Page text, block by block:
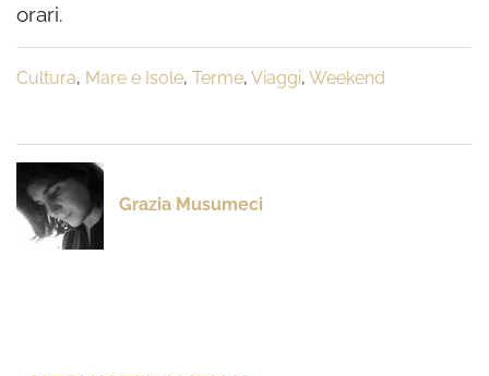
orari.
Cultura, Mare e Isole, Terme, Viaggi, Weekend
Grazia Musumeci